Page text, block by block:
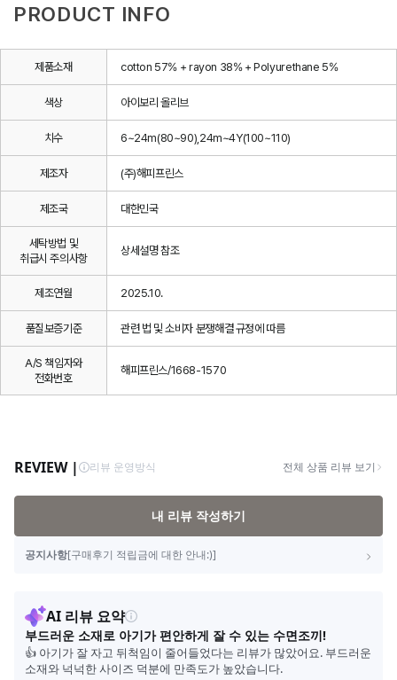
PRODUCT INFO
제품소재 cotton 57% + rayon 38% + Polyurethane 5%
색상 아이보리 올리브
치수 6~24m(80~90),24m~4Y(100~110)
제조자 (주)해피프린스
제조국 대한민국
세탁방법 및
취급시 주의사항
상세설명 참조
제조연월 2025.10.
품질보증기준 관련 법 및 소비자 분쟁해결 규정에 따름
A/S 책임자와
전화번호
해피프린스/1668-1570